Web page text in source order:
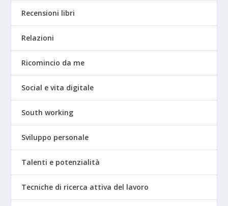
Recensioni libri
Relazioni
Ricomincio da me
Social e vita digitale
South working
Sviluppo personale
Talenti e potenzialità
Tecniche di ricerca attiva del lavoro